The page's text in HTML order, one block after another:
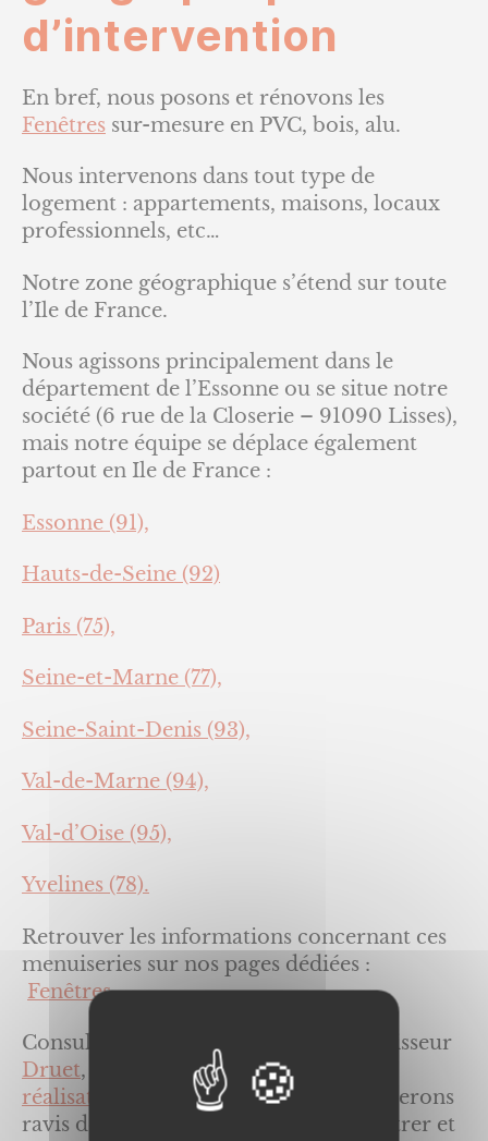
d’intervention
En bref, nous posons et rénovons les
Fenêtres sur-mesure en PVC, bois, alu.
Nous intervenons dans tout type de
logement : appartements, maisons, locaux
professionnels, etc…
Notre zone géographique s’étend sur toute
l’Ile de France.
Nous agissons principalement dans le
département de l’Essonne ou se situe notre
société (6 rue de la Closerie – 91090 Lisses),
mais notre équipe se déplace également
partout en Ile de France :
Essonne (91),
Hauts-de-Seine (92)
Paris (75),
Seine-et-Marne (77),
Seine-Saint-Denis (93),
Val-de-Marne (94),
Val-d’Oise (95),
Yvelines (78).
Retrouver les informations concernant ces
menuiseries sur nos pages dédiées :
Fenêtres.
Consultez les produits de notre fournisseur
Druet, et prenez connaissance de
réalisations
contactez-nous
. Nous serons
ravis de vous renseigner, vous rencontrer et